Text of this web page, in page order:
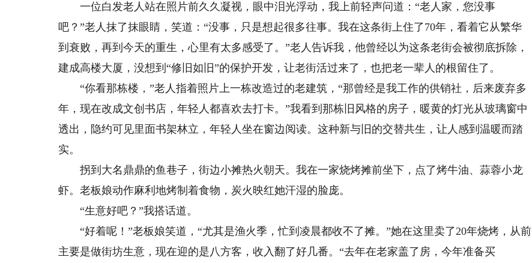
一位白发老人站在照片前久久凝视，眼中泪光浮动，我上前轻声问道：“老人家，您没事
吧？”老人抹了抹眼睛，笑道：“没事，只是想起很多往事。我在这条街上住了70年，看着它从繁华
到衰败，再到今天的重生，心里有太多感受了。”老人告诉我，他曾经以为这条老街会被彻底拆除，
建成高楼大厦，没想到“修旧如旧”的保护开发，让老街活过来了，也把老一辈人的根留住了。
“你看那栋楼，”老人指着照片上一栋改造过的老建筑，“那曾经是我工作的供销社，后来废弃多
年，现在改成文创书店，年轻人都喜欢去打卡。”我看到那栋旧风格的房子，暖黄的灯光从玻璃窗中
透出，隐约可见里面书架林立，年轻人坐在窗边阅读。这种新与旧的交替共生，让人感到温暖而踏
实。
拐到大名鼎鼎的鱼巷子，街边小摊热火朝天。我在一家烧烤摊前坐下，点了烤牛油、蒜蓉小龙
虾。老板娘动作麻利地烤制着食物，炭火映红她汗湿的脸庞。
“生意好吧？”我搭话道。
“好着呢！”老板娘笑道，“尤其是渔火季，忙到凌晨都收不了摊。”她在这里卖了20年烧烤，从前
主要是做街坊生意，现在迎的是八方客，收入翻了好几番。“去年在老家盖了房，今年准备买